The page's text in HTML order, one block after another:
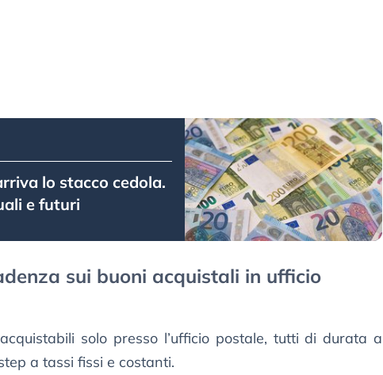
lo stacco cedola.
e futuri
sui buoni acquistali in ufficio
solo presso l’ufficio postale, tutti di durata a
a tassi fissi e costanti.